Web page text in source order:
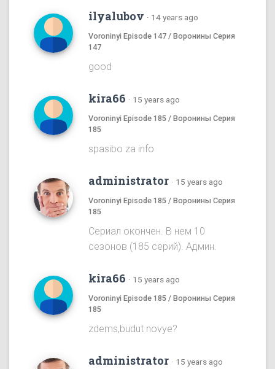
ilyalubov · 14 years ago
Voroninyi Episode 147 / Воронины Серия
147
good
kira66 · 15 years ago
Voroninyi Episode 185 / Воронины Серия
185
spasibo za info
administrator · 15 years ago
Voroninyi Episode 185 / Воронины Серия
185
Сериал окончен. В нем 10
сезонов (185 серий). Админ.
kira66 · 15 years ago
Voroninyi Episode 185 / Воронины Серия
185
zdems,budut novye?
administrator · 15 years ago